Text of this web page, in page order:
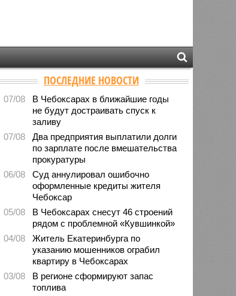
ПОСЛЕДНИЕ НОВОСТИ
07/08
В Чебоксарах в ближайшие годы
не будут достраивать спуск к
заливу
07/08
Два предприятия выплатили долги
по зарплате после вмешательства
прокуратуры
06/08
Суд аннулировал ошибочно
оформленные кредиты жителя
Чебоксар
05/08
В Чебоксарах снесут 46 строений
рядом с проблемной «Кувшинкой»
04/08
Житель Екатеринбурга по
указанию мошенников ограбил
квартиру в Чебоксарах
03/08
В регионе сформируют запас
топлива